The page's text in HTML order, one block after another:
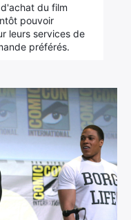
du film
pouvoir
leurs services de
préférés.